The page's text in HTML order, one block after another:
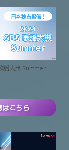
謡大典 Summer
はこちら